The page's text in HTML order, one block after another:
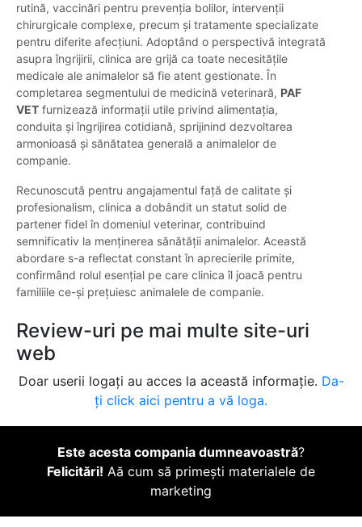
rutină, vaccinări pentru prevenția bolilor, intervenții
chirurgicale complexe, precum și tratamente specializate
pentru diferite afecțiuni. Adoptând o perspectivă integrată
asupra îngrijirii, clinica are grijă ca toate necesitățile
medicale ale animalelor să fie atent gestionate. În
completarea segmentului de medicină veterinară, PAF
VET furnizează informații utile privind alimentația,
conduita și îngrijirea cotidiană, sprijinind dezvoltarea
armonioasă și sănătatea generală a animalelor de
companie.
Recunoscută pentru angajamentul față de calitate și
profesionalism, clinica a dobândit un statut solid de
partener fidel în domeniul veterinar, contribuind
semnificativ la menținerea sănătății animalelor. Această
abordare s-a reflectat constant în aprecierile primite,
confirmând rolul esențial pe care clinica îl joacă pentru
familiile ce-și prețuiesc animalele de companie.
Review-uri pe mai multe site-uri
web
Doar userii logați au acces la această informație. Da-
ți click aici pentru a vă loga.
Este acesta compania dumneavoastră?
Felicitări! Aă cum să primești materialele de
marketing